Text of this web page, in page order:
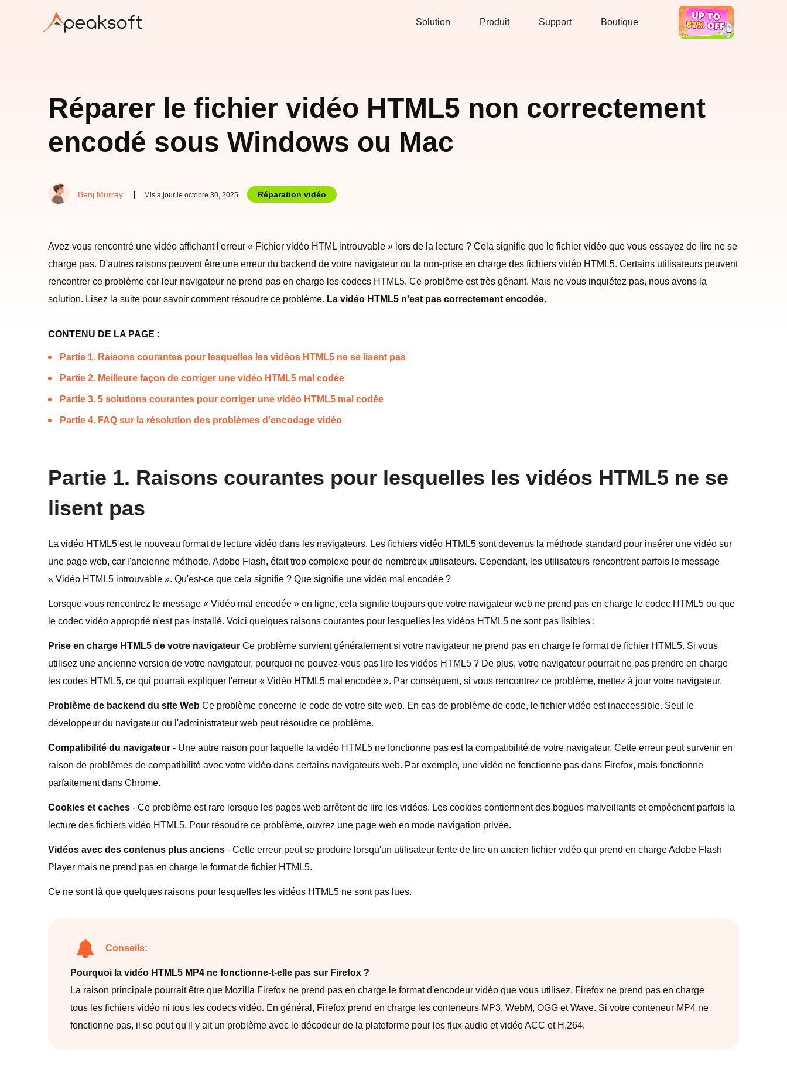
Solution Produit Support Boutique
Bon Deal
Réparer le fichier vidéo HTML5 non correctement
encodé sous Windows ou Mac
Benj Murray Mis à jour le octobre 30, 2025 Réparation vidéo
Avez-vous rencontré une vidéo affichant l'erreur « Fichier vidéo HTML introuvable » lors de la lecture ? Cela signifie que le fichier vidéo que vous essayez de lire ne se
charge pas. D'autres raisons peuvent être une erreur du backend de votre navigateur ou la non-prise en charge des fichiers vidéo HTML5. Certains utilisateurs peuvent
rencontrer ce problème car leur navigateur ne prend pas en charge les codecs HTML5. Ce problème est très gênant. Mais ne vous inquiétez pas, nous avons la
solution. Lisez la suite pour savoir comment résoudre ce problème. La vidéo HTML5 n'est pas correctement encodée.
CONTENU DE LA PAGE :
Partie 1. Raisons courantes pour lesquelles les vidéos HTML5 ne se lisent pas
Partie 2. Meilleure façon de corriger une vidéo HTML5 mal codée
Partie 3. 5 solutions courantes pour corriger une vidéo HTML5 mal codée
Partie 4. FAQ sur la résolution des problèmes d'encodage vidéo
Partie 1. Raisons courantes pour lesquelles les vidéos HTML5 ne se
lisent pas
La vidéo HTML5 est le nouveau format de lecture vidéo dans les navigateurs. Les fichiers vidéo HTML5 sont devenus la méthode standard pour insérer une vidéo sur
une page web, car l'ancienne méthode, Adobe Flash, était trop complexe pour de nombreux utilisateurs. Cependant, les utilisateurs rencontrent parfois le message
« Vidéo HTML5 introuvable ». Qu'est-ce que cela signifie ? Que signifie une vidéo mal encodée ?
Lorsque vous rencontrez le message « Vidéo mal encodée » en ligne, cela signifie toujours que votre navigateur web ne prend pas en charge le codec HTML5 ou que
le codec vidéo approprié n'est pas installé. Voici quelques raisons courantes pour lesquelles les vidéos HTML5 ne sont pas lisibles :
Prise en charge HTML5 de votre navigateur Ce problème survient généralement si votre navigateur ne prend pas en charge le format de fichier HTML5. Si vous
utilisez une ancienne version de votre navigateur, pourquoi ne pouvez-vous pas lire les vidéos HTML5 ? De plus, votre navigateur pourrait ne pas prendre en charge
les codes HTML5, ce qui pourrait expliquer l'erreur « Vidéo HTML5 mal encodée ». Par conséquent, si vous rencontrez ce problème, mettez à jour votre navigateur.
Problème de backend du site Web Ce problème concerne le code de votre site web. En cas de problème de code, le fichier vidéo est inaccessible. Seul le
développeur du navigateur ou l'administrateur web peut résoudre ce problème.
Compatibilité du navigateur - Une autre raison pour laquelle la vidéo HTML5 ne fonctionne pas est la compatibilité de votre navigateur. Cette erreur peut survenir en
raison de problèmes de compatibilité avec votre vidéo dans certains navigateurs web. Par exemple, une vidéo ne fonctionne pas dans Firefox, mais fonctionne
parfaitement dans Chrome.
Cookies et caches - Ce problème est rare lorsque les pages web arrêtent de lire les vidéos. Les cookies contiennent des bogues malveillants et empêchent parfois la
lecture des fichiers vidéo HTML5. Pour résoudre ce problème, ouvrez une page web en mode navigation privée.
Vidéos avec des contenus plus anciens - Cette erreur peut se produire lorsqu'un utilisateur tente de lire un ancien fichier vidéo qui prend en charge Adobe Flash
Player mais ne prend pas en charge le format de fichier HTML5.
Ce ne sont là que quelques raisons pour lesquelles les vidéos HTML5 ne sont pas lues.
Conseils:
Pourquoi la vidéo HTML5 MP4 ne fonctionne-t-elle pas sur Firefox ?
La raison principale pourrait être que Mozilla Firefox ne prend pas en charge le format d'encodeur vidéo que vous utilisez. Firefox ne prend pas en charge
tous les fichiers vidéo ni tous les codecs vidéo. En général, Firefox prend en charge les conteneurs MP3, WebM, OGG et Wave. Si votre conteneur MP4 ne
fonctionne pas, il se peut qu'il y ait un problème avec le décodeur de la plateforme pour les flux audio et vidéo ACC et H.264.